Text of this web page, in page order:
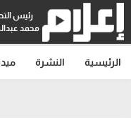
رئيس
محمد
الرئيسية النشرة